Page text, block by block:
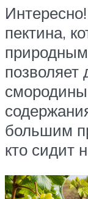
пектина,
позволяет
смородины
большим
кто сидит